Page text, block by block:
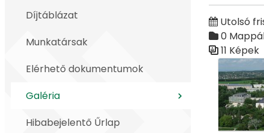
Díjtáblázat
Munkatársak
Elérhető dokumentumok
Galéria
Hibabejelentő Űrlap
Utolsó
0
11 Képek
Médiatár